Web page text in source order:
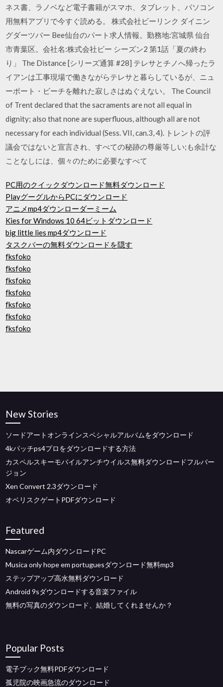
ネス書、ラノベなど電子書籍がスマホ、タブレット、パソコン
用無料アプリで今すぐ読める。 株式会社ビーリンク ダイニン
グダーツバー Bee仙台のパート求人情報。勤務地:宮城県 仙台
市青葉区。会社名:株式会社ビー シーズン2 第1話「夏の終わ
り」 The Distance [シリーズ通算 #28] テレサとチノへ帰ったラ
イアンは工事現場で働きながらテレサと暮らしているが、ニュ
ーポート・ビーチを離れた寂しさはぬぐえない。 The Council
of Trent declared that the sacraments are not all equal in
dignity; also that none are superfluous, although all are not
necessary for each individual (Sess. VII, can.3, 4). トレントの評
議会ではないと宣言され、すべての秘跡の尊厳等しい;も余計な
ことなしには、個々のために必要なすべて
PC用のクイックダウンロード無料ダウンロード
PlayグーグルからPCにダウンロード
アニメmp4ダウンローダーミーム
Kies for Windows 10 64ビットダウンロード
big little lies mp4ダウンロード
タスクバーの無料ダウンロードを隠す
fksfoko
fksfoko
fksfoko
fksfoko
fksfoko
fksfoko
fksfoko
New Stories
ソードアートオンラインスペシャルアルバムをダウンロード
4kパッチps4プロをダウンロードする方法
カスペルスキーモバイルアンチウイルス無料ダウンロードフルバー
ジョン
Xen Convert 2.3ダウンロード
オベリスクゲートPDFダウンロード
Featured
Nascarゲーム内ダウンロードPC
Musica only hope em portuguesダウンロード無料mp3
ステップアップ高水無料ダウンロード
Android 9sダウンロードする音楽ファイル
無料の写真のダウンロード、結婚してくれませんか？
Popular Posts
電子ブック無料PDFダウンロード
孤児院の映画急流のダウンロード